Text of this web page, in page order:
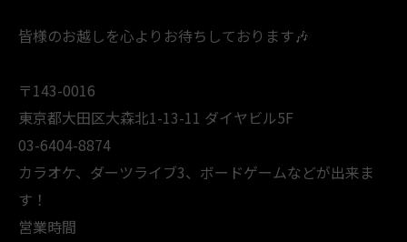
皆様のお越しを心よりお待ちしております🎶
〒143-0016
東京都大田区大森北1-13-11 ダイヤビル5F
03-6404-8874
カラオケ、ダーツライブ3、ボードゲームなどが出来ま
す！
営業時間